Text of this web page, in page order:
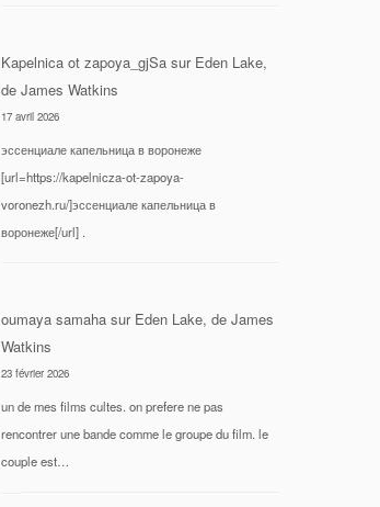
Kapelnica ot zapoya_gjSa sur Eden Lake,
de James Watkins
17 avril 2026
эссенциале капельница в воронеже
[url=https://kapelnicza-ot-zapoya-
voronezh.ru/]эссенциале капельница в
воронеже[/url] .
oumaya samaha sur Eden Lake, de James
Watkins
23 février 2026
un de mes films cultes. on prefere ne pas
rencontrer une bande comme le groupe du film. le
couple est…